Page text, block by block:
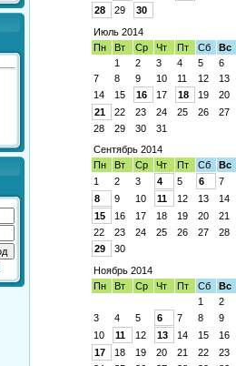
28
29
30
Июль 2014
Пн
Вт Ср Чт Пт Сб
Вс
1
2 3 4 5
6
7
8 9 10 11 12
13
14
15 16 17 18 19
20
21
22 23 24 25 26
27
28
29 30
31
Сентябрь 2014
Пн
Вт Ср Чт Пт Сб
Вс
1
2 3 4 5 6
7
8
9 10 11 12 13
14
15
16 17 18 19 20
21
22
23 24 25 26 27
28
29
30
Ноябрь 2014
Пн
Вт Ср Чт Пт Сб
Вс
1
2
3
4 5 6 7 8
9
10
11 12 13 14 15
16
17
18 19 20 21 22
23